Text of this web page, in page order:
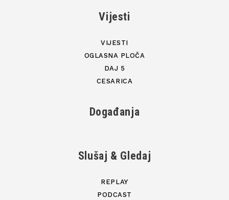
Vijesti
VIJESTI
OGLASNA PLOČA
DAJ 5
CESARICA
Događanja
Slušaj & Gledaj
REPLAY
PODCAST